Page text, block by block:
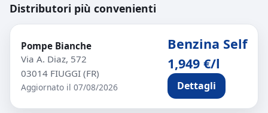
Distributori più convenienti
Pompe Bianche
Via A. Diaz, 572
03014 FIUGGI (FR)
Aggiornato il 07/08/2026
Benzina Self
1,949 €/l
Dettagli